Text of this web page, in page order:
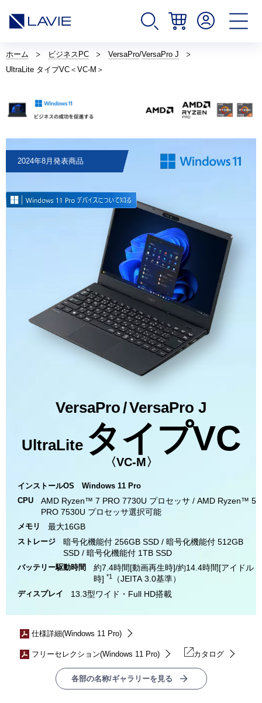
イ
内
在
位
ホーム ビジネスPC VersaPro/VersaPro J
UltraLite タイプVC＜VC-M＞
2024年8月発表商品
VersaPro/VersaPro J
UltraLite タイプVC
〈VC-M〉
インストールOS
Windows 11 Pro
CPU
AMD Ryzen™ 7 PRO 7730U プロセッサ / AMD Ryzen™ 5
PRO 7530U プロセッサ選択可能
メモリ 最大16GB
ストレージ
暗号化機能付 256GB SSD / 暗号化機能付 512GB
SSD / 暗号化機能付 1TB SSD
バッテリー駆動時間
約7.4時間[動画再生時]/約14.4時間[アイドル
時] *1 （JEITA 3.0基準）
ディスプレイ 13.3型ワイド・Full HD搭載
仕様詳細(Windows 11 Pro)
フリーセレクション(Windows 11 Pro) カタログ
各部の名称/ギャラリーを見る